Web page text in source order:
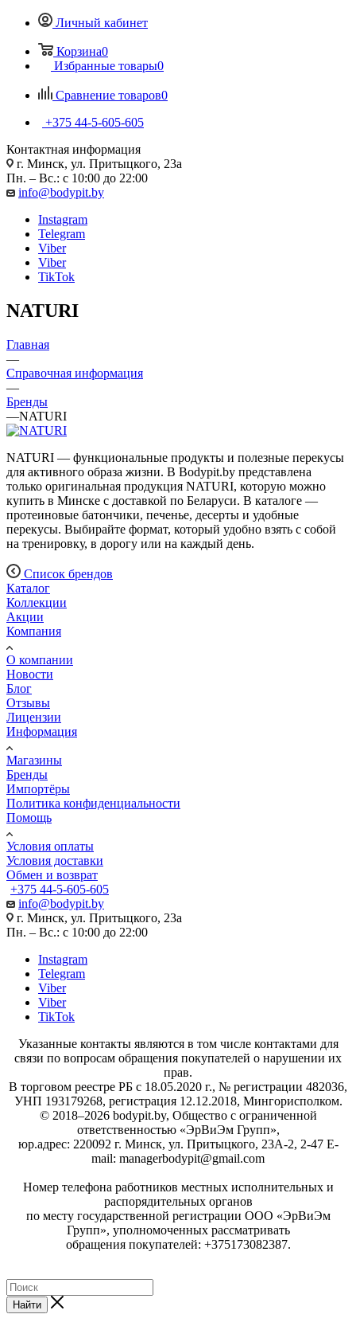
Личный кабинет
Корзина0
Избранные товары0
Сравнение товаров0
+375 44-5-605-605
Контактная информация
г. Минск, ул. Притыцкого, 23а
Пн. – Вс.: с 10:00 до 22:00
info@bodypit.by
Instagram
Telegram
Viber
Viber
TikTok
NATURI
Главная
—
Справочная информация
—
Бренды
—NATURI
NATURI — функциональные продукты и полезные перекусы
для активного образа жизни. В Bodypit.by представлена
только оригинальная продукция NATURI, которую можно
купить в Минске с доставкой по Беларуси. В каталоге —
протеиновые батончики, печенье, десерты и удобные
перекусы. Выбирайте формат, который удобно взять с собой
на тренировку, в дорогу или на каждый день.
Список брендов
Каталог
Коллекции
Акции
Компания
О компании
Новости
Блог
Отзывы
Лицензии
Информация
Магазины
Бренды
Импортёры
Политика конфиденциальности
Помощь
Условия оплаты
Условия доставки
Обмен и возврат
+375 44-5-605-605
info@bodypit.by
г. Минск, ул. Притыцкого, 23а
Пн. – Вс.: с 10:00 до 22:00
Instagram
Telegram
Viber
Viber
TikTok
Указанные контакты являются в том числе контактами для
связи по вопросам обращения покупателей о нарушении их
прав.
В торговом реестре РБ с 18.05.2020 г., № регистрации 482036,
УНП 193179268, регистрация 12.12.2018, Мингорисполком.
© 2018–2026 bodypit.by, Общество с ограниченной
ответственностью «ЭрВиЭм Групп»,
юр.адрес: 220092 г. Минск, ул. Притыцкого, 23А-2, 2-47 E-
mail: managerbodypit@gmail.com
Номер телефона работников местных исполнительных и
распорядительных органов
по месту государственной регистрации ООО «ЭрВиЭм
Групп», уполномоченных рассматривать
обращения покупателей: +375173082387.
Найти